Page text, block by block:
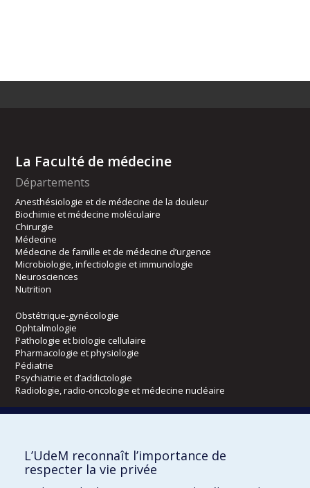
La Faculté de médecine
Départements
Anesthésiologie et de médecine de la douleur
Biochimie et médecine moléculaire
Chirurgie
Médecine
Médecine de famille et de médecine d’urgence
Microbiologie, infectiologie et immunologie
Neurosciences
Nutrition
Obstétrique-gynécologie
Ophtalmologie
Pathologie et biologie cellulaire
Pharmacologie et physiologie
Pédiatrie
Psychiatrie et d’addictologie
Radiologie, radio-oncologie et médecine nucléaire
Kinésiologie et des sciences de l’activité physique
Orthophonie et audiologie
L’UdeM reconnaît l’importance de
respecter la vie privée